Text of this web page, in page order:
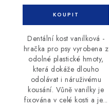
Dentální kost vanilková -
hračka pro psy vyrobena z
odolné plastické hmoty,
která dokáže dlouho
odolávat i náruživému
kousání. Vůně vanilky je
fixována v celé kosti a je...